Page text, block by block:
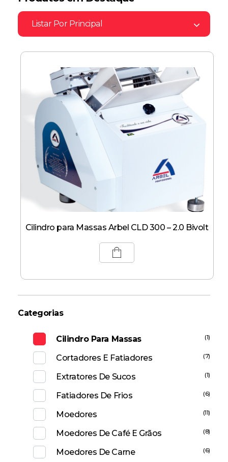
Listar Por Principal
Cilindro para Massas Arbel CLD 300 – 2.0 Bivolt
Categorias
Cilindro Para Massas (1)
Cortadores E Fatiadores (7)
Extratores De Sucos (1)
Fatiadores De Frios (6)
Moedores (11)
Moedores De Café E Grãos (8)
Moedores De Carne (6)